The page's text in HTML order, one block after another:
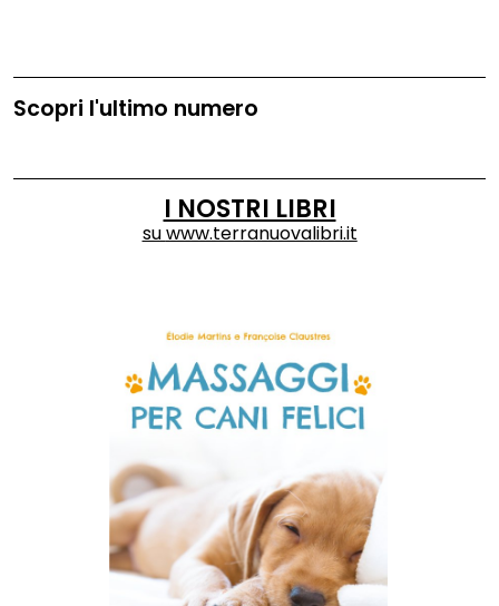
Scopri l'ultimo numero
I NOSTRI LIBRI
suwww.terranuovalibri.it